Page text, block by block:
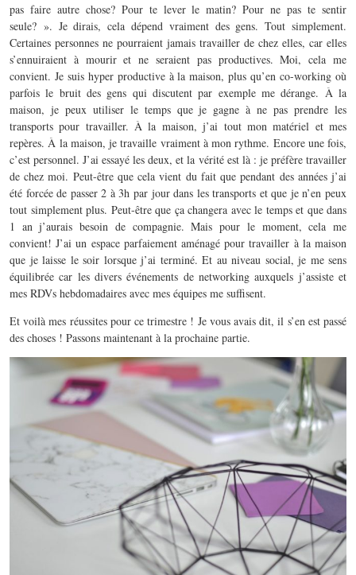
pas faire autre chose? Pour te lever le matin? Pour ne pas te sentir
seule? ». Je dirais, cela dépend vraiment des gens. Tout simplement.
Certaines personnes ne pourraient jamais travailler de chez elles, car elles
s’ennuiraient à mourir et ne seraient pas productives. Moi, cela me
convient. Je suis hyper productive à la maison, plus qu’en co-working où
parfois le bruit des gens qui discutent par exemple me dérange. À la
maison, je peux utiliser le temps que je gagne à ne pas prendre les
transports pour travailler. À la maison, j’ai tout mon matériel et mes
repères. À la maison, je travaille vraiment à mon rythme. Encore une fois,
c’est personnel. J’ai essayé les deux, et la vérité est là : je préfère travailler
de chez moi. Peut-être que cela vient du fait que pendant des années j’ai
été forcée de passer 2 à 3h par jour dans les transports et que je n’en peux
tout simplement plus. Peut-être que ça changera avec le temps et que dans
1 an j’aurais besoin de compagnie. Mais pour le moment, cela me
convient! J’ai un espace parfaiement aménagé pour travailler à la maison
que je laisse le soir lorsque j’ai terminé. Et au niveau social, je me sens
équilibrée car les divers événements de networking auxquels j’assiste et
mes RDVs hebdomadaires avec mes équipes me suffisent.
Et voilà mes réussites pour ce trimestre ! Je vous avais dit, il s’en est passé
des choses ! Passons maintenant à la prochaine partie.